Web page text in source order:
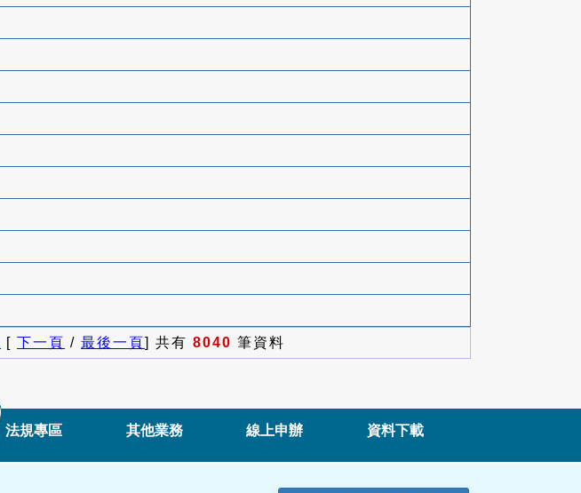
[ 下一頁 / 最後一頁] 共有 8040 筆資料
法規專區 其他業務 線上申辦 資料下載